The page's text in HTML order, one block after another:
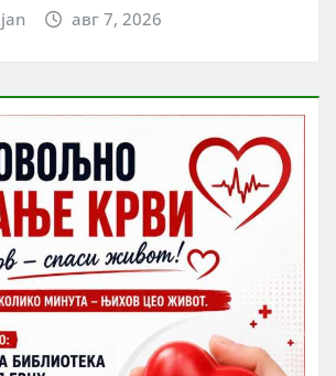
авг 7, 2026